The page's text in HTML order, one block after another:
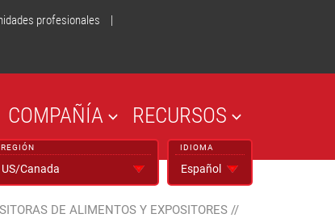
profesionales |
COMPAÑÍA RECURSOS
REGIÓN IDIOMA
DE ALIMENTOS Y EXPOSITORES//